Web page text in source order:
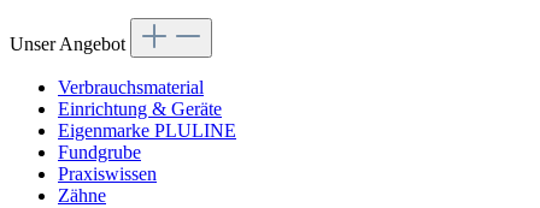
Unser Angebot
Verbrauchsmaterial
Einrichtung & Geräte
Eigenmarke PLULINE
Fundgrube
Praxiswissen
Zähne